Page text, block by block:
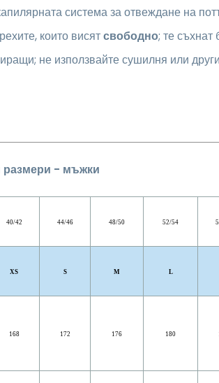
система за отвеждане на
които висятсвободно; те съхнат
не използвайте сушилня или
- мъжки
40/42 44/46 48/50 52/54
XS S M L
168 172 176 180